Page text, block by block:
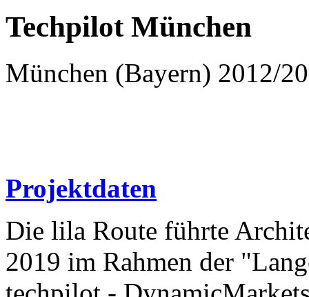
Techpilot München
München (Bayern) 2012/
Projektdaten
Die lila Route führte
2019 im Rahmen der